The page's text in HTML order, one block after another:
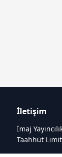
İletişim
İmaj
Taahhüt